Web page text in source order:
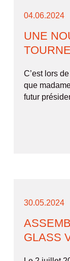
04.06.2024
UNE
C’est lors
que
futur
30.05.2024
GLASS